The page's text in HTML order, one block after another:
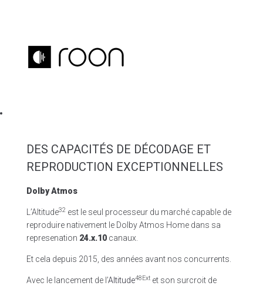
DES CAPACITÉS DE DÉCODAGE ET
REPRODUCTION EXCEPTIONNELLES
Dolby Atmos
L’Altitude32 est le seul processeur du marché capable de
reproduire nativement le Dolby Atmos Home dans sa
represenation 24.x.10 canaux.
Et cela depuis 2015, des années avant nos concurrents.
Avec le lancement de l’Altitude48Ext et son surcroit de